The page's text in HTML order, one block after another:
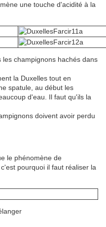
une touche d'acidité à la
champignons hachés dans
la Duxelles tout en
spatule, au début les
d'eau. Il faut qu'ils la
doivent avoir perdu
le phénomène de
pourquoi il faut réaliser la